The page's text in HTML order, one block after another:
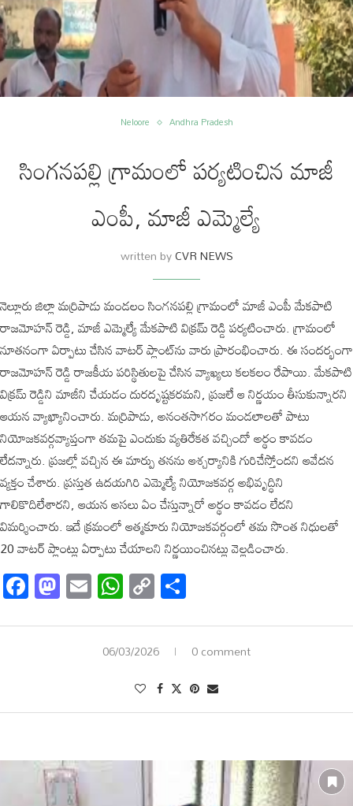
Neloore Andhra Pradesh
సింగనపల్లి గ్రామంలో పర్యటించిన మాజీ
ఎంపీ, మాజీ ఎమ్మెల్యే
written byCVR NEWS
నెల్లూరు జిల్లా మర్రిపాడు మండలం సింగనపల్లి గ్రామంలో మాజీ ఎంపీ మేకపాటి
రాజమోహన్ రెడ్డి, మాజీ ఎమ్మెల్యే మేకపాటి విక్రమ్ రెడ్డి పర్యటించారు. గ్రామంలో
నూతనంగా ఏర్పాటు చేసిన వాటర్ ప్లాంట్‌ను వారు ప్రారంభించారు. ఈ సందర్భంగా
రాజమోహన్ రెడ్డి రాజకీయ పరిస్థితులపై చేసిన వ్యాఖ్యలు కలకలం రేపాయి. మేకపాటి
విక్రమ్ రెడ్డిని మాజీని చేయడం దురదృష్టకరమని, ప్రజలే ఆ నిర్ణయం తీసుకున్నారని
ఆయన వ్యాఖ్యానించారు. మర్రిపాడు, అనంతసాగరం మండలాలతో పాటు
నియోజకవర్గవ్యాప్తంగా తమపై ఎందుకు వ్యతిరేకత వచ్చిందో అర్థం కావడం
లేదన్నారు. ప్రజల్లో వచ్చిన ఈ మార్పు తనను ఆశ్చర్యానికి గురిచేస్తోందని ఆవేదన
వ్యక్తం చేశారు. ప్రస్తుత ఉదయగిరి ఎమ్మెల్యే నియోజకవర్గ అభివృద్ధిని
గాలికొదిలేశారని, ఆయన అసలు ఏం చేస్తున్నారో అర్థం కావడం లేదని
విమర్శించారు. ఇదే క్రమంలో ఆత్మకూరు నియోజకవర్గంలో తమ సొంత నిధులతో
20 వాటర్ ప్లాంట్లు ఏర్పాటు చేయాలని నిర్ణయించినట్లు వెల్లడించారు.
Facebook
Mastodon
EmailWhatsApp
Copy
Link
06/03/2026 0 comment